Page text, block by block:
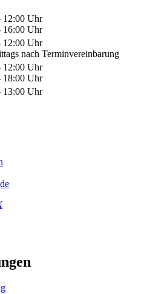
12:00 Uhr
16:00 Uhr
12:00 Uhr
nach Terminvereinbarung
12:00 Uhr
18:00 Uhr
13:00 Uhr